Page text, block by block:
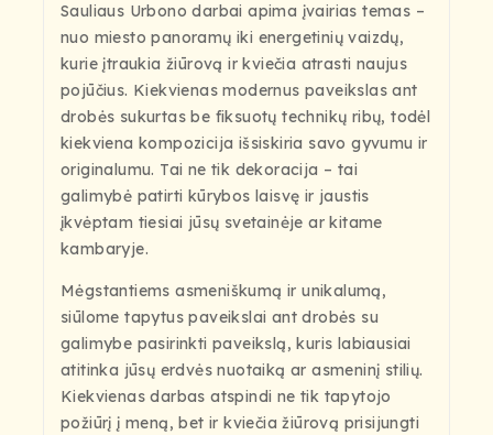
Sauliaus Urbono darbai apima įvairias temas –
nuo miesto panoramų iki energetinių vaizdų,
kurie įtraukia žiūrovą ir kviečia atrasti naujus
pojūčius. Kiekvienas modernus paveikslas ant
drobės sukurtas be fiksuotų technikų ribų, todėl
kiekviena kompozicija išsiskiria savo gyvumu ir
originalumu. Tai ne tik dekoracija – tai
galimybė patirti kūrybos laisvę ir jaustis
įkvėptam tiesiai jūsų svetainėje ar kitame
kambaryje.
Mėgstantiems asmeniškumą ir unikalumą,
siūlome tapytus paveikslai ant drobės su
galimybe pasirinkti paveikslą, kuris labiausiai
atitinka jūsų erdvės nuotaiką ar asmeninį stilių.
Kiekvienas darbas atspindi ne tik tapytojo
požiūrį į meną, bet ir kviečia žiūrovą prisijungti